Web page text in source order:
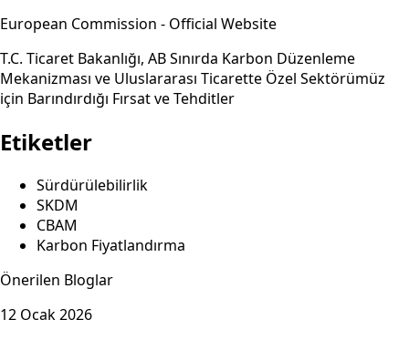
European Commission - Official Website
T.C. Ticaret Bakanlığı, AB Sınırda Karbon Düzenleme
Mekanizması ve Uluslararası Ticarette Özel Sektörümüz
için Barındırdığı Fırsat ve Tehditler
Etiketler
Sürdürülebilirlik
SKDM
CBAM
Karbon Fiyatlandırma
Önerilen Bloglar
12 Ocak 2026